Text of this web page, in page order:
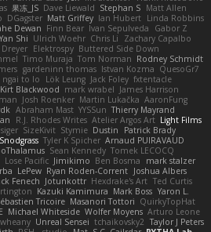
果冻_JS Dave Liewald Stephan S Matt Allen
DGagster Matt Griffey Ian Hubert Linda Robbins
Dewan Finn Bear Ivan Sepulveda
Gabor Z
Yan Shi Ulrich Woehr Chris Li
Zachary Capalbo
Elektrospy Buttered Side Down
Timo Muraja Tom Norman Rodney Schmidt
gardeninn thomas Istvan Kozma QuesoGr7
ngai to lo Lök Leung Jack Foley fxtentacle
Kirt Blackwood mark wrabel James Harrison
Josh Roenker Martin Lukačka AaronFung
Abraham Mast YYSSun Thierry Mayrand
R.J. Rhodes Writes Atelier Argos Art Light Films
SizeKivit Stymie Dustin
Patrick Brady
Tyler K Spicher Arnaud PUIRAVAUD
Sean Kennedy Tomek LECOCQ
Lose Pacific Jimikimo Ben Bosma
mark stalzer
LePew Ryan Roden-Corrent Joshua Albers
Fenech Jotunkottr Hexdrake's Art Ted Curtis
Kazuki Kamimura Mark Boss Yaron L.
Tricoire Masanori Tottori QuirkyTopHat
Michael Whiteside Wolfer Moyens Arturo Leone
wheany Unreal Sensei tchaikovsky2 Taylor J Peters